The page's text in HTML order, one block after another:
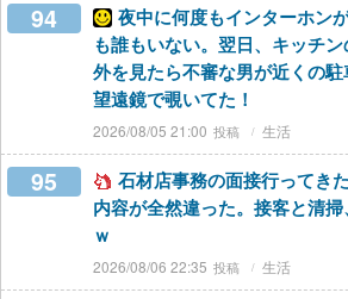
94
夜中に何度もインターホン
も誰もいない。翌日、キッチ
外を見たら不審な男が近くの
望遠鏡で覗いてた！
2026/08/05 21:00 生活
95
石材店事務の面接行ってき
内容が全然違った。接客と清
ｗ
2026/08/06 22:35 生活